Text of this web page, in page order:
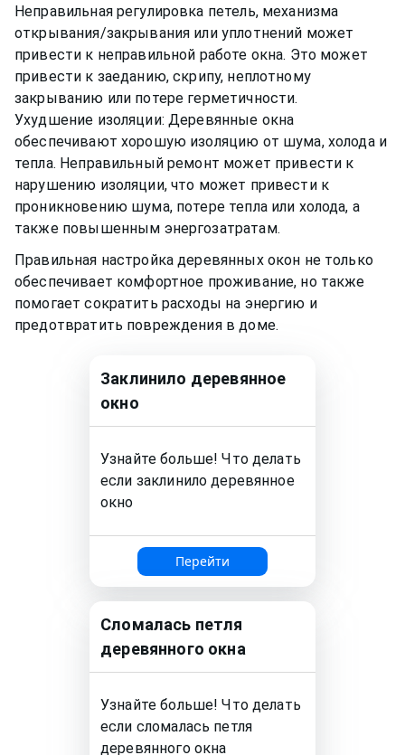
Неправильная регулировка петель, механизма
открывания/закрывания или уплотнений может
привести к неправильной работе окна. Это может
привести к заеданию, скрипу, неплотному
закрыванию или потере герметичности.
Ухудшение изоляции: Деревянные окна
обеспечивают хорошую изоляцию от шума, холода и
тепла. Неправильный ремонт может привести к
нарушению изоляции, что может привести к
проникновению шума, потере тепла или холода, а
также повышенным энергозатратам.
Правильная настройка деревянных окон не только
обеспечивает комфортное проживание, но также
помогает сократить расходы на энергию и
предотвратить повреждения в доме.
Заклинило деревянное
окно
Узнайте больше! Что делать
если заклинило деревянное
окно
Перейти
Сломалась петля
деревянного окна
Узнайте больше! Что делать
если сломалась петля
деревянного окна